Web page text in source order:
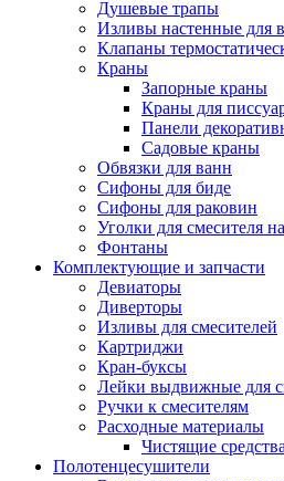
Душевые трапы
Изливы настенные для
Клапаны
Краны
Запорные краны
Краны для
Панели
Садовые краны
Обвязки для ванн
Сифоны для биде
Сифоны для раковин
Уголки для смесителя
Фонтаны
Комплектующие и запчасти
Девиаторы
Диверторы
Изливы для смесителей
Картриджи
Кран-буксы
Лейки выдвижные для
Ручки к смесителям
Расходные материалы
Чистящие средства
Полотенцесушители